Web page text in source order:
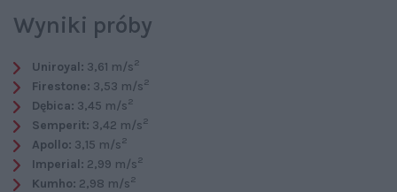
Wyniki próby
Uniroyal: 3,61 m/s2
Firestone: 3,53 m/s2
Dębica: 3,45 m/s2
Semperit: 3,42 m/s2
Apollo: 3,15 m/s2
Imperial: 2,99 m/s2
Kumho: 2,98 m/s2